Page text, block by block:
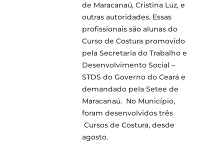
de Maracanaú, Cristina Luz, e
outras autoridades. Essas
profissionais são alunas do
Curso de Costura promovido
pela Secretaria do Trabalho e
Desenvolvimento Social –
STDS do Governo do Ceará e
demandado pela Setee de
Maracanaú. No Município,
foram desenvolvidos três
Cursos de Costura, desde
agosto.